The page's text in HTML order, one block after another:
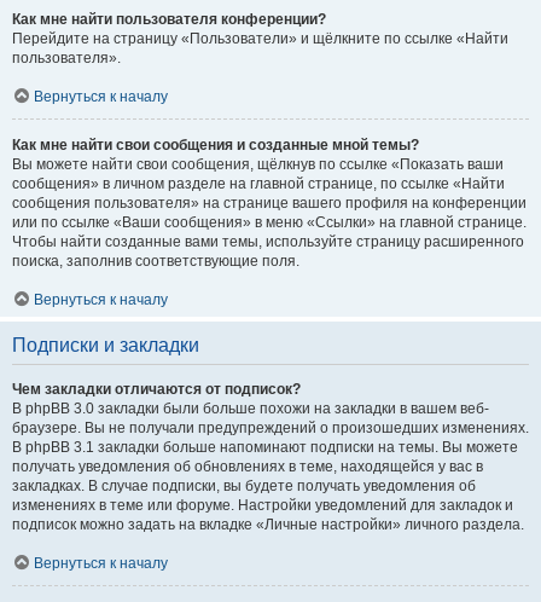
Как мне найти пользователя конференции?
Перейдите на страницу «Пользователи» и щёлкните по ссылке «Найти
пользователя».
Вернуться к началу
Как мне найти свои сообщения и созданные мной темы?
Вы можете найти свои сообщения, щёлкнув по ссылке «Показать ваши
сообщения» в личном разделе на главной странице, по ссылке «Найти
сообщения пользователя» на странице вашего профиля на конференции
или по ссылке «Ваши сообщения» в меню «Ссылки» на главной странице.
Чтобы найти созданные вами темы, используйте страницу расширенного
поиска, заполнив соответствующие поля.
Вернуться к началу
Подписки и закладки
Чем закладки отличаются от подписок?
В phpBB 3.0 закладки были больше похожи на закладки в вашем веб-
браузере. Вы не получали предупреждений о произошедших изменениях.
В phpBB 3.1 закладки больше напоминают подписки на темы. Вы можете
получать уведомления об обновлениях в теме, находящейся у вас в
закладках. В случае подписки, вы будете получать уведомления об
изменениях в теме или форуме. Настройки уведомлений для закладок и
подписок можно задать на вкладке «Личные настройки» личного раздела.
Вернуться к началу